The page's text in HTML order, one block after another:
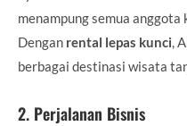
menampung semua
Dengan rental lepas kunci ,
berbagai destinasi wisata
2. Perjalanan Bisnis